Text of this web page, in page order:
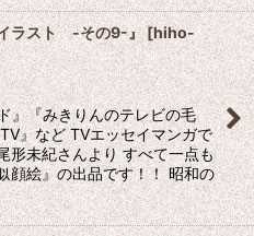
ラスト -その9-』[hiho-
』『みきりんのテレビの毛
』など TVエッセイマンガで
形未紀さんより すべて一点も
顔絵』の出品です！！ 昭和の